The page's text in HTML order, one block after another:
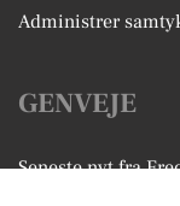
Administrer
GENVEJE
Seneste nyt fra